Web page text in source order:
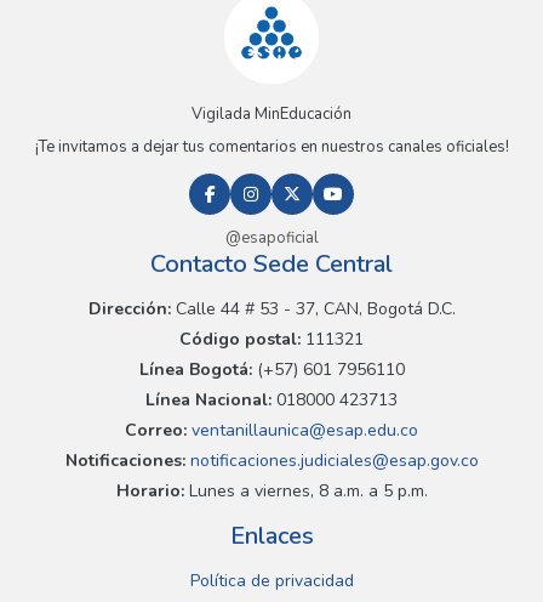
Vigilada MinEducación
¡Te invitamos a dejar tus comentarios en nuestros canales oficiales!
@esapoficial
Contacto Sede Central
Dirección:Calle 44 # 53 - 37, CAN, Bogotá D.C.
Código postal: 111321
Línea Bogotá:(+57) 601 7956110
Línea Nacional: 018000 423713
Correo: ventanillaunica@esap.edu.co
Notificaciones:notificaciones.judiciales@esap.gov.co
Horario:Lunes a viernes, 8 a.m. a 5 p.m.
Enlaces
Política de privacidad